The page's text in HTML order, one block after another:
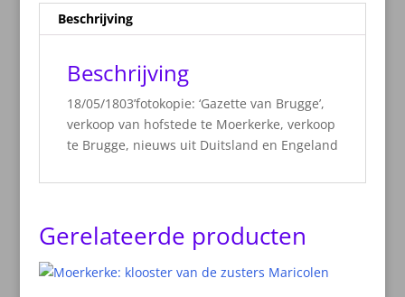
Beschrijving
Beschrijving
18/05/1803’fotokopie: ‘Gazette van Brugge’,
verkoop van hofstede te Moerkerke, verkoop
te Brugge, nieuws uit Duitsland en Engeland
Gerelateerde producten